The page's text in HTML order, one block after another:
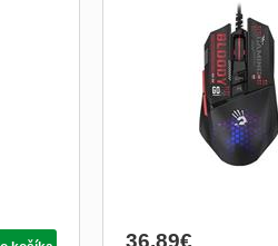
tichou
tvar
A4tech BLOODY W60
podsvícená herní myš,
36.89€